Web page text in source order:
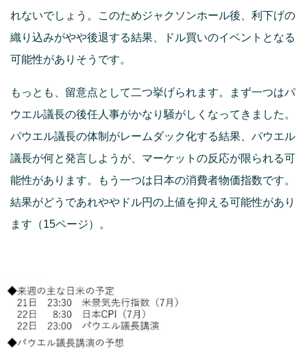
れないでしょう。このためジャクソンホール後、利下げの
織り込みがやや後退する結果、ドル買いのイベントとなる
可能性がありそうです。
もっとも、留意点として二つ挙げられます。まず一つはパ
ウエル議長の後任人事がかなり騒がしくなってきました。
パウエル議長の体制がレームダック化する結果、パウエル
議長が何と発言しようが、マーケットの反応が限られる可
能性があります。もう一つは日本の消費者物価指数です。
結果がどうであれややドル円の上値を抑える可能性があり
ます（15ページ）。